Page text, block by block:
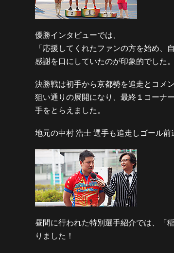
優勝インタビューでは、
「応援してくれたファンの方を始め
感謝を口にしていたのが印象的でした。
決勝戦は初手から京都勢を追走とコメ
狙い通りの展開になり、最終１コーナ
手をとらえました。
地元の中村 浩士 選手も追走しゴール
昼間に行われた特別選手紹介では、「
りました！